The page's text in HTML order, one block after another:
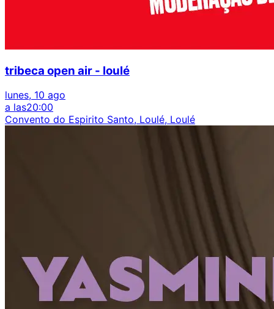
tribeca open air - loulé
lunes, 10 ago
a las20:00
Convento do Espirito Santo, Loulé, Loulé